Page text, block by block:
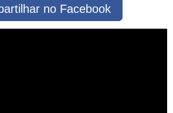
no Facebook